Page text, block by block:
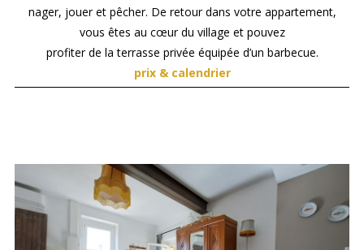
nager, jouer et pêcher. De retour dans votre appartement,
vous êtes au cœur du village et pouvez
profiter de la terrasse privée équipée d’un barbecue.
prix & calendrier